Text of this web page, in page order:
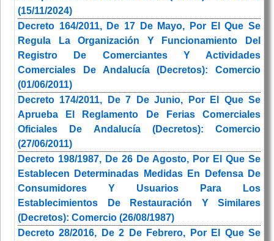
(15/11/2024)
Decreto 164/2011, De 17 De Mayo, Por El Que Se
Regula La Organización Y Funcionamiento Del
Registro De Comerciantes Y Actividades
Comerciales De Andalucía (Decretos): Comercio
(01/06/2011)
Decreto 174/2011, De 7 De Junio, Por El Que Se
Aprueba El Reglamento De Ferias Comerciales
Oficiales De Andalucía (Decretos): Comercio
(27/06/2011)
Decreto 198/1987, De 26 De Agosto, Por El Que Se
Establecen Determinadas Medidas En Defensa De
Consumidores Y Usuarios Para Los
Establecimientos De Restauración Y Similares
(Decretos): Comercio (26/08/1987)
Decreto 28/2016, De 2 De Febrero, Por El Que Se